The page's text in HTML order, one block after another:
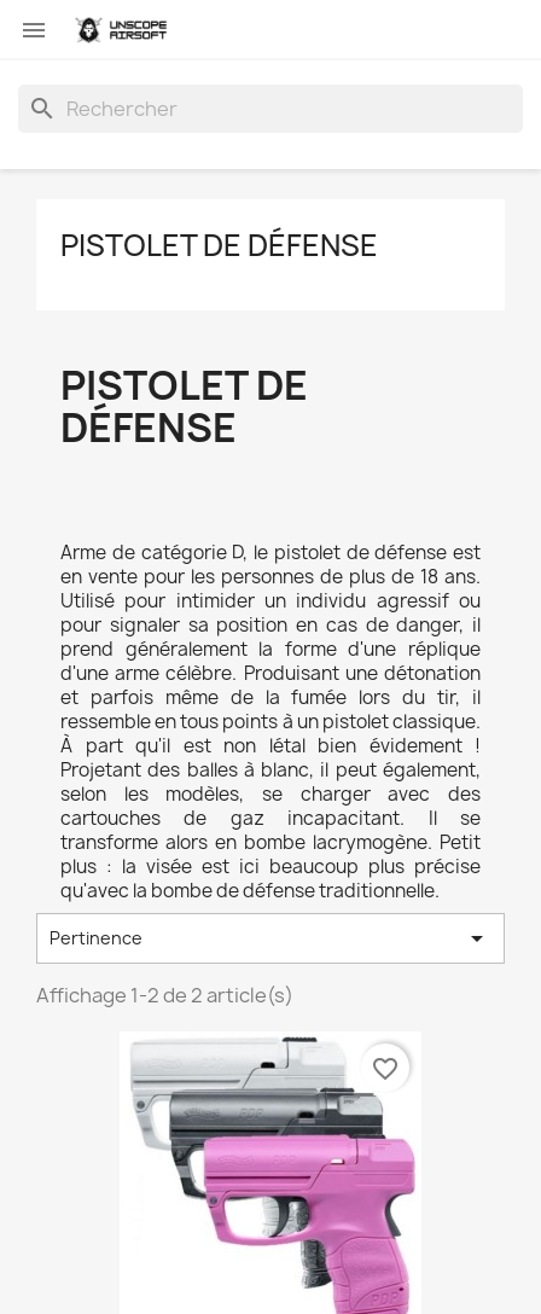

search
PISTOLET DE DÉFENSE
PISTOLET DE
DÉFENSE
Arme de catégorie D, le pistolet de défense est
en vente pour les personnes de plus de 18 ans.
Utilisé pour intimider un individu agressif ou
pour signaler sa position en cas de danger, il
prend généralement la forme d'une réplique
d'une arme célèbre. Produisant une détonation
et parfois même de la fumée lors du tir, il
ressemble en tous points à un pistolet classique.
À part qu'il est non létal bien évidement !
Projetant des balles à blanc, il peut également,
selon les modèles, se charger avec des
cartouches de gaz incapacitant. Il se
transforme alors en bombe lacrymogène. Petit
plus : la visée est ici beaucoup plus précise
qu'avec la bombe de défense traditionnelle.
Pertinence 
Affichage 1-2 de 2 article(s)
favorite_border